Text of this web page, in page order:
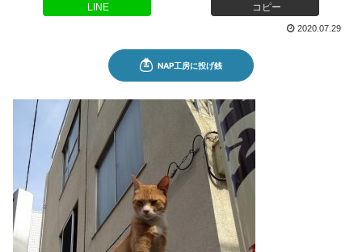
LINE コピー
2020.07.29